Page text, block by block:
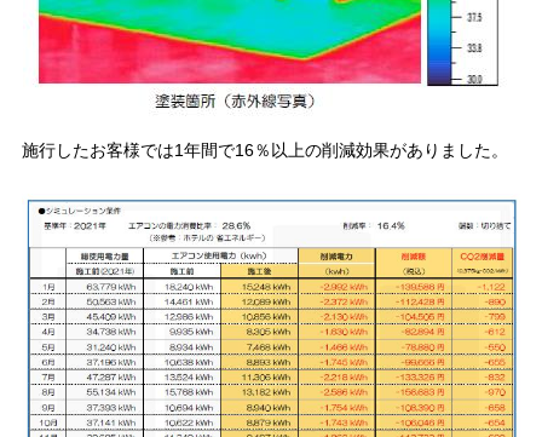
施行したお客様では1年間で16％以上の削減効果がありました。